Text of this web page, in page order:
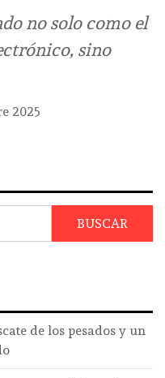
no solo como el
sino
2025
BUSCAR
de los pesados y un